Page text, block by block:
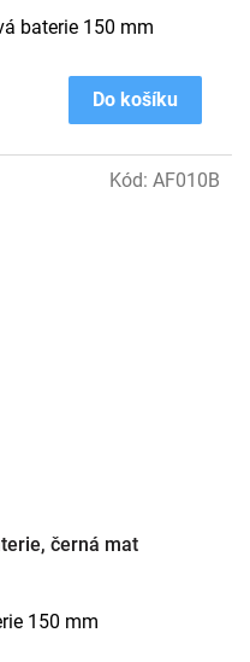
Do košíku
baterie 150 mm
černá mat
150 mm
Kód: AF010B